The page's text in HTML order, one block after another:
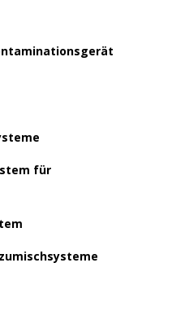
für